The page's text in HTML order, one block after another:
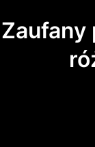
Zaufany